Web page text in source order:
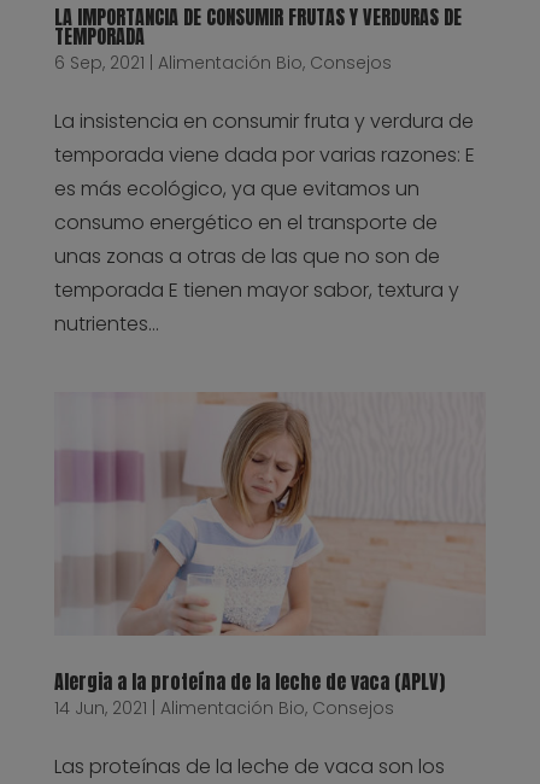
LA IMPORTANCIA DE CONSUMIR FRUTAS Y VERDURAS DE
TEMPORADA
6 Sep, 2021 | Alimentación Bio, Consejos
La insistencia en consumir fruta y verdura de
temporada viene dada por varias razones: E
es más ecológico, ya que evitamos un
consumo energético en el transporte de
unas zonas a otras de las que no son de
temporada E tienen mayor sabor, textura y
nutrientes...
Alergia a la proteína de la leche de vaca (APLV)
14 Jun, 2021 | Alimentación Bio, Consejos
Las proteínas de la leche de vaca son los